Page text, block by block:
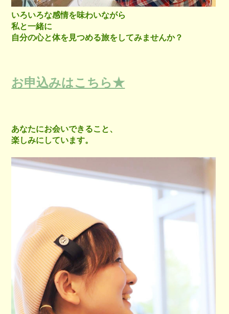
いろいろな感情を味わいながら
私と一緒に
自分の心と体を見つめる旅をしてみませんか？
お申込みはこちら★
あなたにお会いできること、
楽しみにしています。